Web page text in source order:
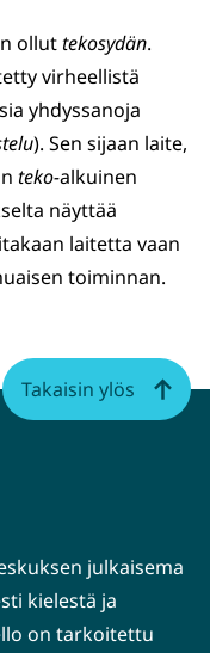
olluttekosydän.
virheellistä
yhdyssanoja
). Sen sijaan laite,
teko-alkuinen
näyttää
laitetta vaan
toiminnan.
julkaisema
kielestä ja
on tarkoitettu
Takaisin ylös